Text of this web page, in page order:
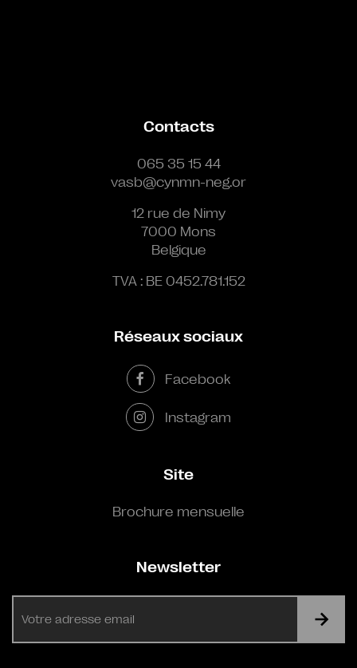
Contacts
065 35 15 44
vasb@cynmn-neg.or
12 rue de Nimy
7000 Mons
Belgique
TVA : BE 0452.781.152
Réseaux sociaux
Facebook
Instagram
Site
Brochure mensuelle
Newsletter